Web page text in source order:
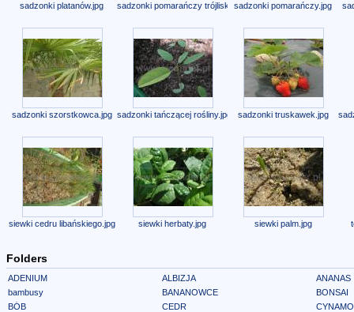
sadzonki platanów.jpg sadzonki pomarańczy trójliskowej.jpgsadzonki pomarańczy.jpg
sadzonki szorstkowca.jpg sadzonki tańczącej rośliny.jpg sadzonki truskawek.jpg
siewki cedru libańskiego.jpg siewki herbaty.jpg siewki palm.jpg
Folders
ADENIUM ALBIZJA
ANANAS
bambusy
BANANOWCE
BONSAI
BÓB
CEDR